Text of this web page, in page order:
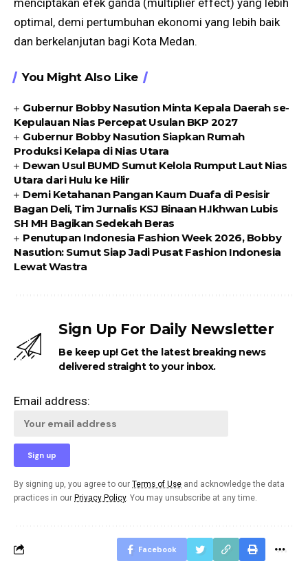
optimal, demi pertumbuhan ekonomi yang lebih baik
dan berkelanjutan bagi Kota Medan.
You Might Also Like
Gubernur Bobby Nasution Minta Kepala Daerah se-
Kepulauan Nias Percepat Usulan BKP 2027
Gubernur Bobby Nasution Siapkan Rumah
Produksi Kelapa di Nias Utara
Dewan Usul BUMD Sumut Kelola Rumput Laut Nias
Utara dari Hulu ke Hilir
Demi Ketahanan Pangan Kaum Duafa di Pesisir
Bagan Deli, Tim Jurnalis KSJ Binaan H.Ikhwan Lubis
SH MH Bagikan Sedekah Beras
Penutupan Indonesia Fashion Week 2026, Bobby
Nasution: Sumut Siap Jadi Pusat Fashion Indonesia
Lewat Wastra
Sign Up For Daily Newsletter
Be keep up! Get the latest breaking news
delivered straight to your inbox.
Email address:
By signing up, you agree to our Terms of Use and acknowledge the data
practices in our Privacy Policy. You may unsubscribe at any time.
Facebook